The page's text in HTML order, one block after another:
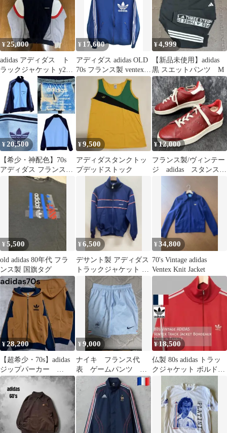
¥25,000
adidas アディダス ト
ラックジャケット y2k
フランス製 ベロア
¥ 17,600
アディダス adidas OLD
70s フランス製 ventex
Track Hoodie Jacket トラ
ック フーディー ジャケ
ット トレフォイルロゴ
フロッキープリント パ
ーカ ネイビー 103MT-
5154
¥4,999
【新品未使用】adidas
黒 スエットパンツ M
¥20,500
【希少・神配色】70s
アディダス フランス製
ventex トラックジャケ
¥9,500
アディダスタンクトッ
プデッドストック
¥12,000
フランス製/ヴィンテー
ジ adidas スタンスミ
¥5,500
old adidas 80年代 フラ
ンス製 国旗タグ
¥6,500
デサント製 アディダス
トラックジャケット 西
ドイツタグ
¥34,800
70's Vintage adidas
Ventex Knit Jacket
¥28,200
【超希少・70s】adidas
ジップパーカー
VENTEXフランス製
¥9,000
ナイキ フランス代
表 ゲームパンツ
2013 アウェイ
¥18,500
仏製 80s adidas トラッ
クジャケット ボルドー